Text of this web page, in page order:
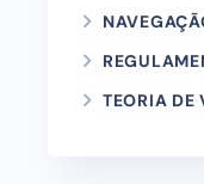
TEORIA DE